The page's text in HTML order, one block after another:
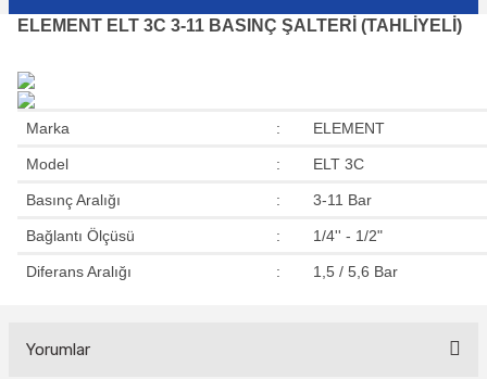
ELEMENT ELT 3C 3-11 BASINÇ ŞALTERİ (TAHLİYELİ)
Marka : ELEMENT
Model : ELT 3C
Basınç Aralığı : 3-11 Bar
Bağlantı Ölçüsü : 1/4'' - 1/2"
Diferans Aralığı : 1,5 / 5,6 Bar
Yorumlar